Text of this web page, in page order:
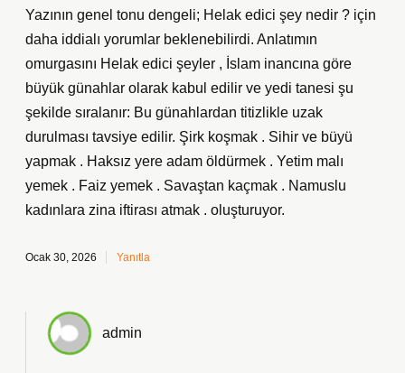
Yazının genel tonu dengeli; Helak edici şey nedir ? için
daha iddialı yorumlar beklenebilirdi. Anlatımın
omurgasını Helak edici şeyler , İslam inancına göre
büyük günahlar olarak kabul edilir ve yedi tanesi şu
şekilde sıralanır: Bu günahlardan titizlikle uzak
durulması tavsiye edilir. Şirk koşmak . Sihir ve büyü
yapmak . Haksız yere adam öldürmek . Yetim malı
yemek . Faiz yemek . Savaştan kaçmak . Namuslu
kadınlara zina iftirası atmak . oluşturuyor.
Ocak 30, 2026 Yanıtla
admin